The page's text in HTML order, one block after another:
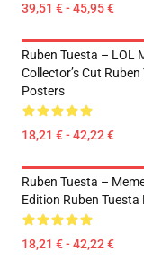
39,51 € - 45,95 €
Ruben Tuesta – LOL
Collector’s Cut
Posters
18,21 € - 42,22 €
Ruben Tuesta –
Edition Ruben Tuesta
18,21 € - 42,22 €